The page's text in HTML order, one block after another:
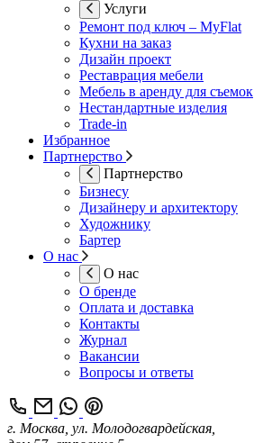
Услуги
Ремонт под ключ – MyFlat
Кухни на заказ
Дизайн проект
Реставрация мебели
Мебель в аренду для съемок
Нестандартные изделия
Trade-in
Избранное
Партнерство
Партнерство
Бизнесу
Дизайнеру и архитектору
Художнику
Бартер
О нас
О нас
О бренде
Оплата и доставка
Контакты
Журнал
Вакансии
Вопросы и ответы
г. Москва, ул. Молодогвардейская,